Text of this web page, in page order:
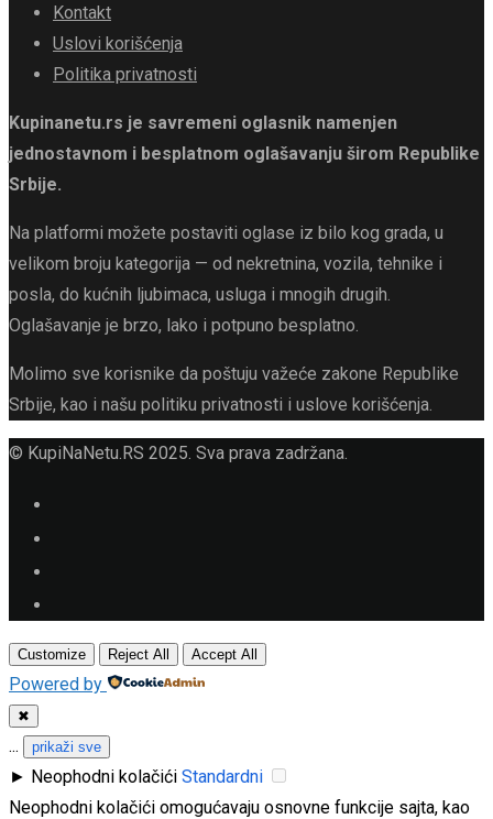
Kontakt
Uslovi korišćenja
Politika privatnosti
Kupinanetu.rs je savremeni oglasnik namenjen
jednostavnom i besplatnom oglašavanju širom Republike
Srbije.
Na platformi možete postaviti oglase iz bilo kog grada, u
velikom broju kategorija — od nekretnina, vozila, tehnike i
posla, do kućnih ljubimaca, usluga i mnogih drugih.
Oglašavanje je brzo, lako i potpuno besplatno.
Molimo sve korisnike da poštuju važeće zakone Republike
Srbije, kao i našu politiku privatnosti i uslove korišćenja.
© KupiNaNetu.RS 2025. Sva prava zadržana.
Customize Reject All Accept All
Powered by
✖
... prikaži sve
► Neophodni kolačići Standardni
Neophodni kolačići omogućavaju osnovne funkcije sajta, kao